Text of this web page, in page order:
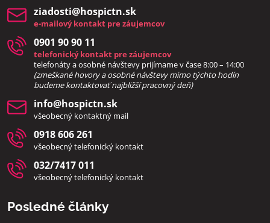
ziadosti​@hospictn​.sk
e-mailový kontakt pre záujemcov
0901 90 90 11
telefonický kontakt pre záujemcov
telefonáty a osobné návštevy prijímame v čase 8:00 – 14:00
(zmeškané hovory a osobné návštevy mimo týchto hodín
budeme kontaktovať najbližší pracovný deň)
info​@hospictn​.sk
všeobecný kontaktný mail
0918 606 261
všeobecný telefonický kontakt
032/7417 011
všeobecný telefonický kontakt
Posledné články